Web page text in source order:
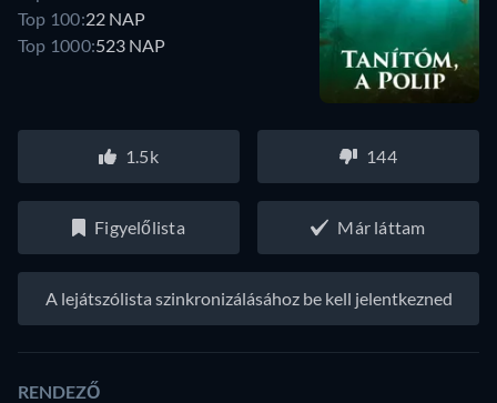
Top 100:22 NAP
Top 1000:523 NAP
1.5k 144
Figyelőlista Már láttam
A lejátszólista szinkronizálásához be kell jelentkezned
RENDEZŐ